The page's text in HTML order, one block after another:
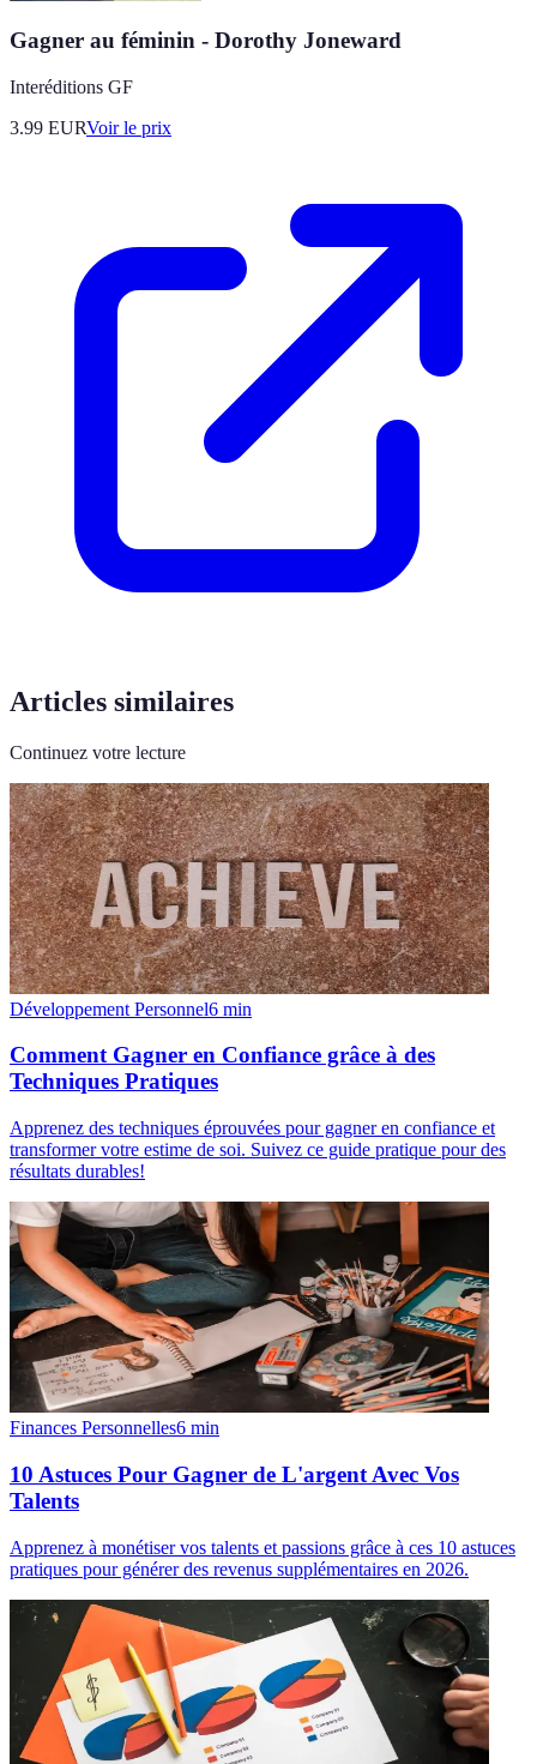
Gagner au féminin - Dorothy Joneward
Interéditions GF
3.99 EURVoir le prix
Articles similaires
Continuez votre lecture
Développement Personnel6 min
Comment Gagner en Confiance grâce à des
Techniques Pratiques
Apprenez des techniques éprouvées pour gagner en confiance et
transformer votre estime de soi. Suivez ce guide pratique pour des
résultats durables!
Finances Personnelles6 min
10 Astuces Pour Gagner de L'argent Avec Vos
Talents
Apprenez à monétiser vos talents et passions grâce à ces 10 astuces
pratiques pour générer des revenus supplémentaires en 2026.